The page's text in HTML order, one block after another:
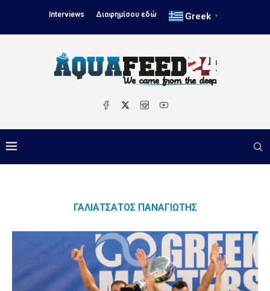
Interviews Διαφημίσου εδώ Greek ▼
ΓΑΛΙΑΤΣΆΤΟΣ ΠΑΝΑΓΙΏΤΗΣ